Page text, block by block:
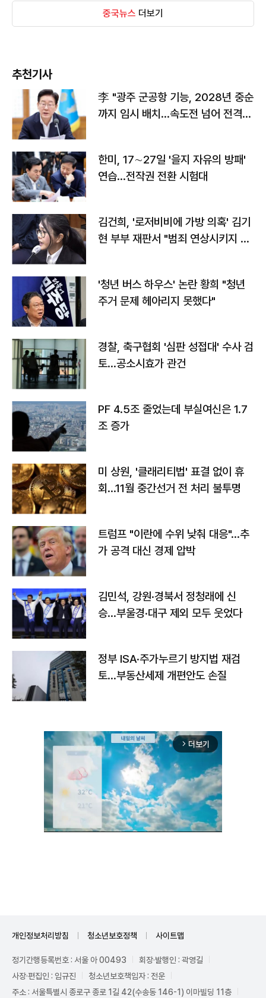
중국뉴스 더보기
추천기사
李 "광주 군공항 기능, 2028년 중순
까지 임시 배치…속도전 넘어 전격
한미, 17∼27일 '을지 자유의 방패'
연습…전작권 전환 시험대
김건희, '로저비비에 가방 의혹' 김기
현 부부 재판서 "범죄 연상시키지 말
'청년 버스 하우스' 논란 황희 "청년
주거 문제 헤아리지 못했다"
경찰, 축구협회 '심판 성접대' 수사 검
토…공소시효가 관건
PF 4.5조 줄었는데 부실여신은 1.7
조 증가
미 상원, '클래리티법' 표결 없이 휴
회…11월 중간선거 전 처리 불투명
트럼프 "이란에 수위 낮춰 대응"…추
가 공격 대신 경제 압박
김민석, 강원·경북서 정청래에 신
승…부울경·대구 제외 모두 웃었다
정부 ISA·주가누르기 방지법 재검
토…부동산세제 개편안도 손질
arrow_forward_ios 더보기
개인정보처리방침 청소년보호정책 사이트맵
정기간행등록번호 : 서울 아 00493
회장·발행인 : 곽영길
사장·편집인 : 임규진
청소년보호책임자 : 전운
주소 : 서울특별시 종로구 종로 1길 42(수송동 146-1) 이마빌딩 11층